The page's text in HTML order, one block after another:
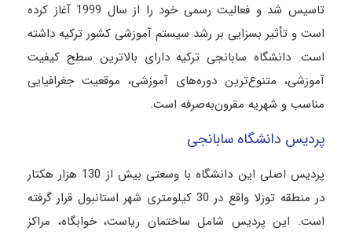
تاسیس شد و فعالیت رسمی خود را از سال 1999 آغاز کرده
است و تأثیر بسزایی بر رشد سیستم آموزشی کشور ترکیه داشته
است. دانشگاه سابانجی ترکیه دارای بالاترین سطح کیفیت
آموزشی، متنوع‌ترین دوره‌های آموزشی، موقعیت جغرافیایی
مناسب و شهریه مقرون‌به‌صرفه است.
پردیس دانشگاه سابانجی
پردیس اصلی این دانشگاه با وسعتی بیش از 130 هزار هکتار
در منطقه توزلا واقع در 30 کیلومتری شهر استانبول قرار گرفته
است. این پردیس شامل ساختمان ریاست، خوابگاه، مراکز